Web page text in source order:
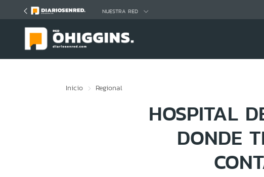
NUESTRA RED
Inicio Regional
HOSPITAL
DONDE